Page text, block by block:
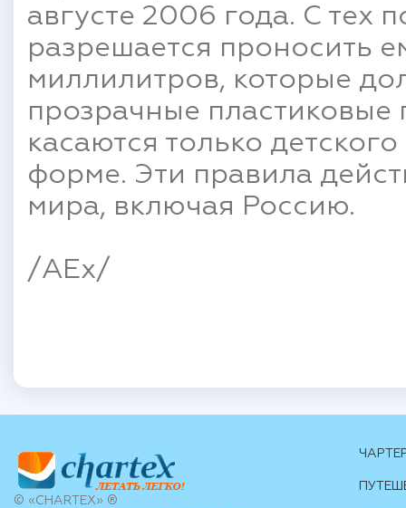
августе 2006 года. С тех
разрешается проносить
миллилитров, которые
прозрачные
касаются только
форме. Эти правила
мира, включая Россию.
/AEx/
© «CHARTEX» ®